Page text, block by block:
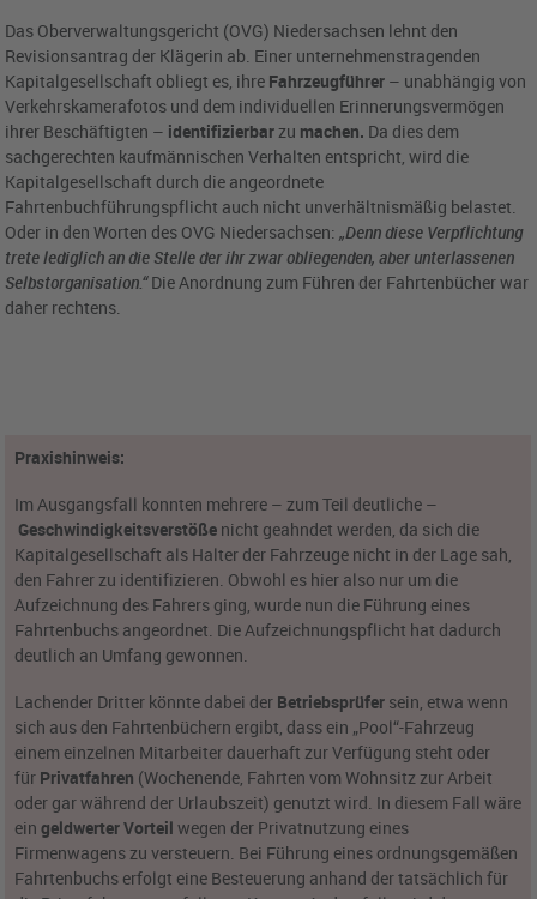
Das Oberverwaltungsgericht (OVG) Niedersachsen lehnt den
Revisionsantrag der Klägerin ab. Einer unternehmenstragenden
Kapitalgesellschaft obliegt es, ihre Fahrzeugführer – unabhängig von
Verkehrskamerafotos und dem individuellen Erinnerungsvermögen
ihrer Beschäftigten – identifizierbarzu machen. Da dies dem
sachgerechten kaufmännischen Verhalten entspricht, wird die
Kapitalgesellschaft durch die angeordnete
Fahrtenbuchführungspflicht auch nicht unverhältnismäßig belastet.
Oder in den Worten des OVG Niedersachsen:„Denn diese Verpflichtung
trete lediglich an die Stelle der ihr zwar obliegenden, aber unterlassenen
Selbstorganisation.“Die Anordnung zum Führen der Fahrtenbücher war
daher rechtens.
Praxishinweis:
Im Ausgangsfall konnten mehrere – zum Teil deutliche –
Geschwindigkeitsverstöße nicht geahndet werden, da sich die
Kapitalgesellschaft als Halter der Fahrzeuge nicht in der Lage sah,
den Fahrer zu identifizieren. Obwohl es hier also nur um die
Aufzeichnung des Fahrers ging, wurde nun die Führung eines
Fahrtenbuchs angeordnet. Die Aufzeichnungspflicht hat dadurch
deutlich an Umfang gewonnen.
Lachender Dritter könnte dabei der Betriebsprüfer sein, etwa wenn
sich aus den Fahrtenbüchern ergibt, dass ein „Pool“-Fahrzeug
einem einzelnen Mitarbeiter dauerhaft zur Verfügung steht oder
für Privatfahren (Wochenende, Fahrten vom Wohnsitz zur Arbeit
oder gar während der Urlaubszeit) genutzt wird. In diesem Fall wäre
eingeldwerter Vorteil wegen der Privatnutzung eines
Firmenwagens zu versteuern. Bei Führung eines ordnungsgemäßen
Fahrtenbuchs erfolgt eine Besteuerung anhand der tatsächlich für